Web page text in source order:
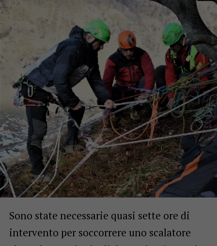
Sono state necessarie quasi sette ore di
intervento per soccorrere uno scalatore